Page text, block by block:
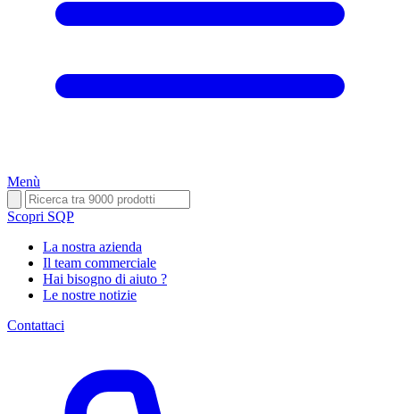
Menù
Scopri SQP
La nostra azienda
Il team commerciale
Hai bisogno di aiuto ?
Le nostre notizie
Contattaci